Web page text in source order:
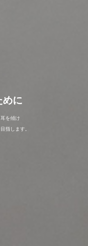
めに
を傾け
指します。